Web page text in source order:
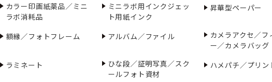
カラー印画紙薬品／ミニ
ラボ消耗品
ミニラボ用インクジェッ
ト用紙インク
昇華型ペーパー
額縁／フォトフレーム
アルバム／ファイル
カメラアクセ／フ
ー／カメラバッグ
ラミネート
ひな段／証明写真／スク
ールフォト資材
ハメパチ／プリン